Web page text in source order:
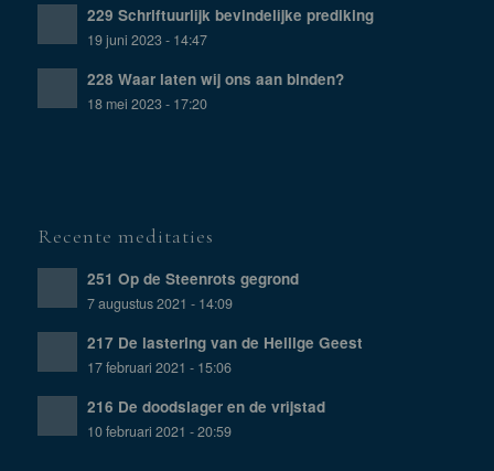
229 Schriftuurlijk bevindelijke prediking
19 juni 2023 - 14:47
228 Waar laten wij ons aan binden?
18 mei 2023 - 17:20
Recente meditaties
251 Op de Steenrots gegrond
7 augustus 2021 - 14:09
217 De lastering van de Heilige Geest
17 februari 2021 - 15:06
216 De doodslager en de vrijstad
10 februari 2021 - 20:59